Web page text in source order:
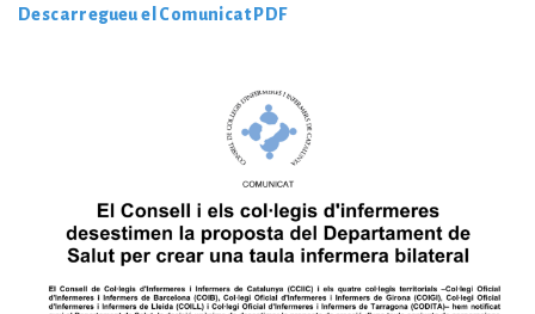
Descarregueu el Comunicat PDF